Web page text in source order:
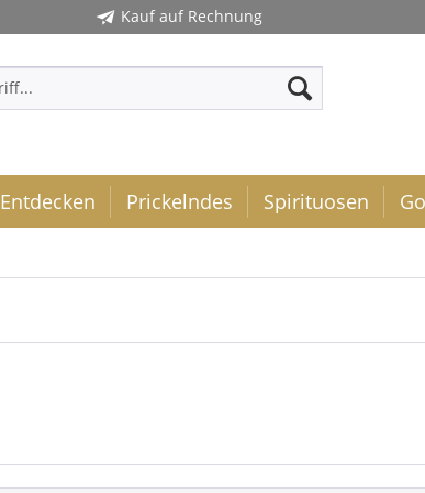
Kauf auf Rechnung
Entdecken Prickelndes Spirituosen